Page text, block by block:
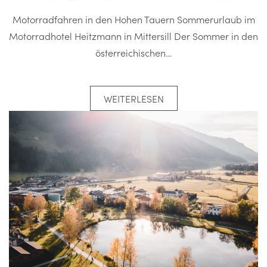
Motorradfahren in den Hohen Tauern Sommerurlaub im
Motorradhotel Heitzmann in Mittersill Der Sommer in den
österreichischen…
WEITERLESEN